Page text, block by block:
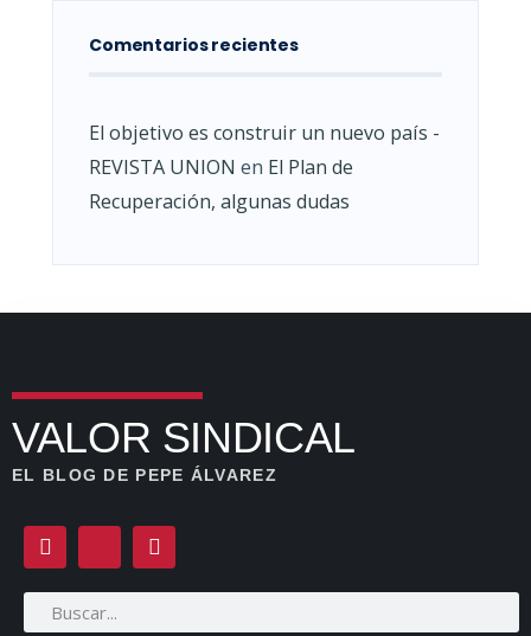
Comentarios recientes
El objetivo es construir un nuevo país -
REVISTA UNION en El Plan de
Recuperación, algunas dudas
VALOR SINDICAL
EL BLOG DE PEPE ÁLVAREZ